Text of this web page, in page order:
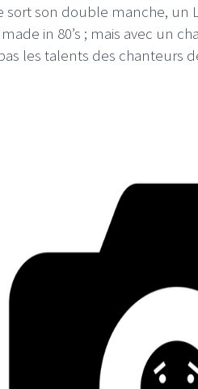
sort son double manche,
in 80’s ; mais avec un
les talents des chanteurs